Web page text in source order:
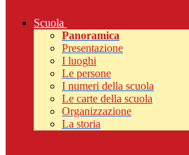
Scuola
Panoramica
Presentazione
I luoghi
Le persone
I numeri della scuola
Le carte della scuola
Organizzazione
La storia